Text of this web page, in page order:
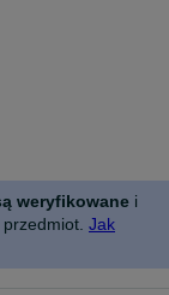
weryfikowane i
Jak